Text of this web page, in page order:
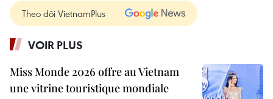
Theo dõi VietnamPlus
VOIR PLUS
Miss Monde 2026 offre au Vietnam
une vitrine touristique mondiale